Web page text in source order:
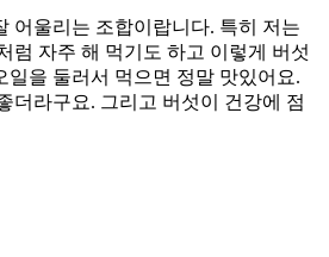
어울리는 조합이랍니다. 특히 저는
럼 자주 해 먹기도 하고 이렇게 버섯
일을 둘러서 먹으면 정말 맛있어요.
더라구요. 그리고 버섯이 건강에 점